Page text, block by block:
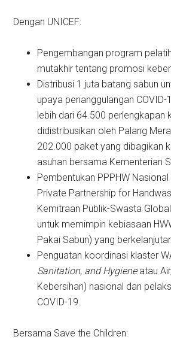
Dengan UNICEF:
Pengembangan program
mutakhir tentang promosi
Distribusi 1 juta batang sabun
upaya penanggulangan
lebih dari 64.500 perlengkapan
didistribusikan oleh Palang
202.000 paket yang dibagikan
asuhan bersama Kementerian
Pembentukan PPPHW
Private Partnership for
Kemitraan Publik-Swasta
untuk memimpin kebiasaan
Pakai Sabun) yang
Penguatan koordinasi klaster
Sanitation, and Hygieneatau
Kebersihan) nasional dan
COVID-19.
Bersama Save the Children: